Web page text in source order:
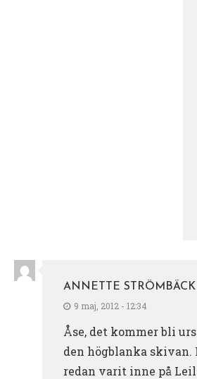
ANNETTE STRÖMBÄCK
9 maj, 2012 - 12:34
Åse, det kommer bli
den högblanka skivan.
redan varit inne på